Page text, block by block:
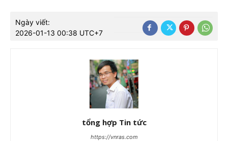
Ngày viết:
2026-01-13 00:38 UTC+7
tổng hợp Tin tức
https://vnras.com